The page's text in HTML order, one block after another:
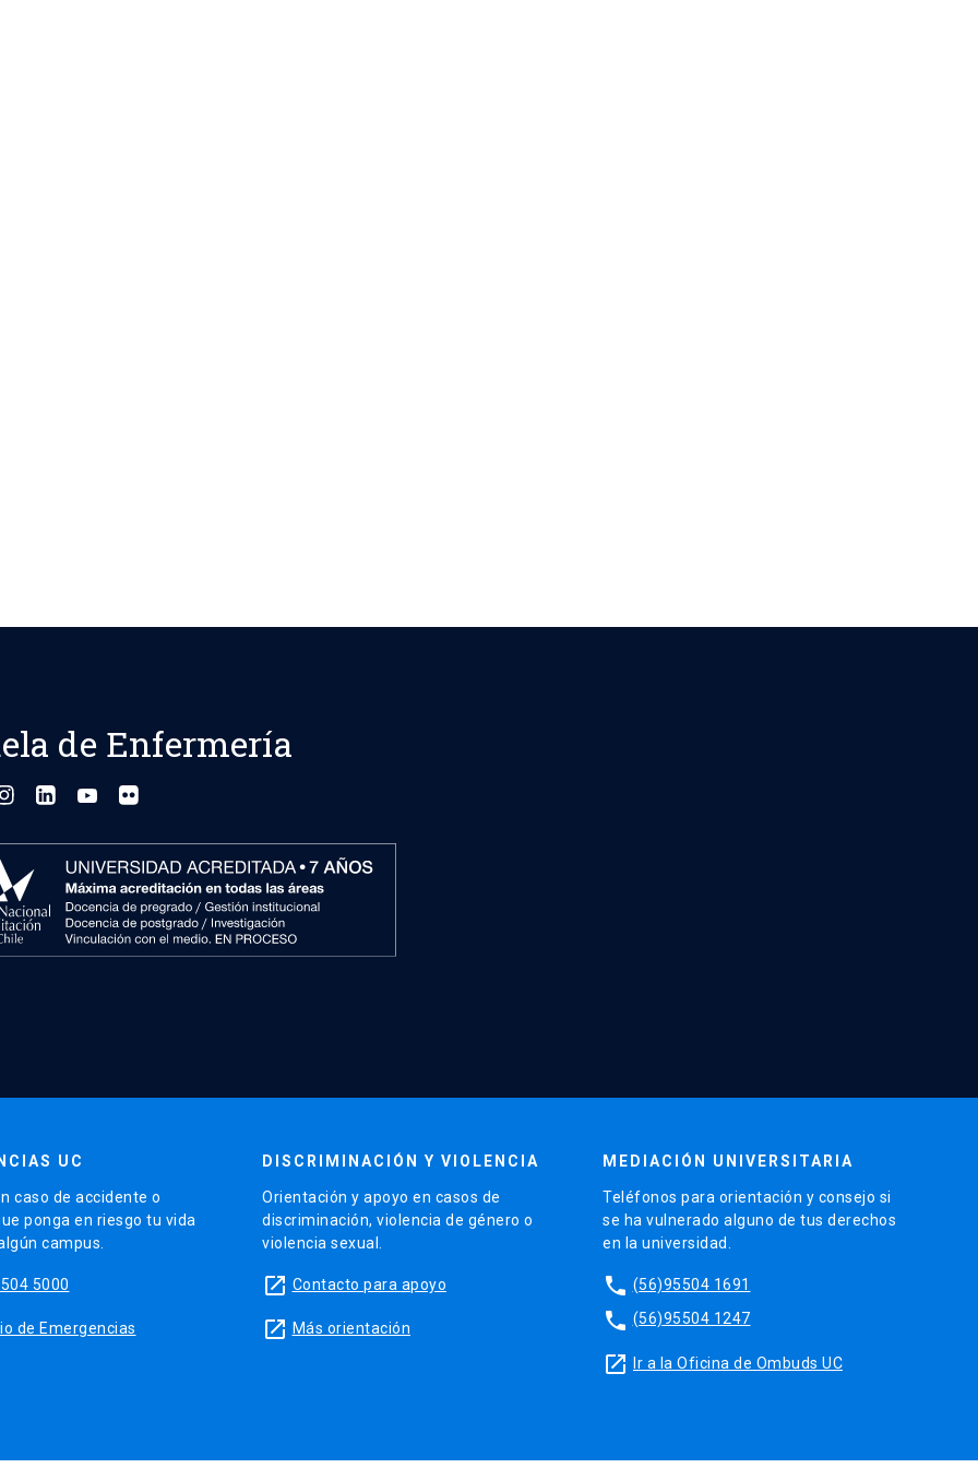
de Enfermería
UC
caso de accidente o
ponga en riesgo tu vida
campus.
5000
de Emergencias
DISCRIMINACIÓN Y VIOLENCIA
Orientación y apoyo en casos de
discriminación, violencia de género o
violencia sexual.
launch Contacto para apoyo
launch Más orientación
MEDIACIÓN UNIVERSITARIA
Teléfonos para orientación y consejo si
se ha vulnerado alguno de tus derechos
en la universidad.
phone (56)95504 1691
phone (56)95504 1247
launch Ir a la Oficina de Ombuds UC